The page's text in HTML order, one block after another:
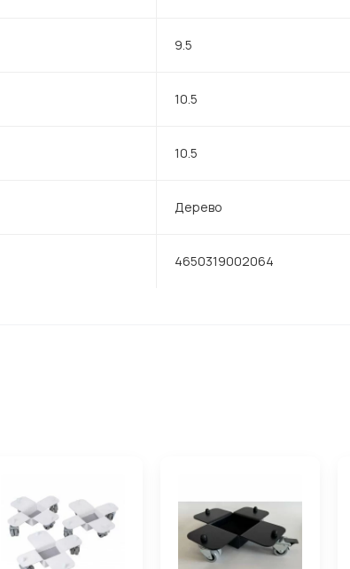
9.5
10.5
10.5
Дерево
4650319002064